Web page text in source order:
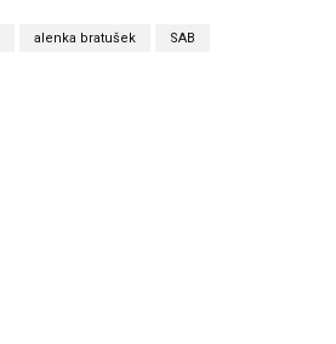
alenka bratušek SAB